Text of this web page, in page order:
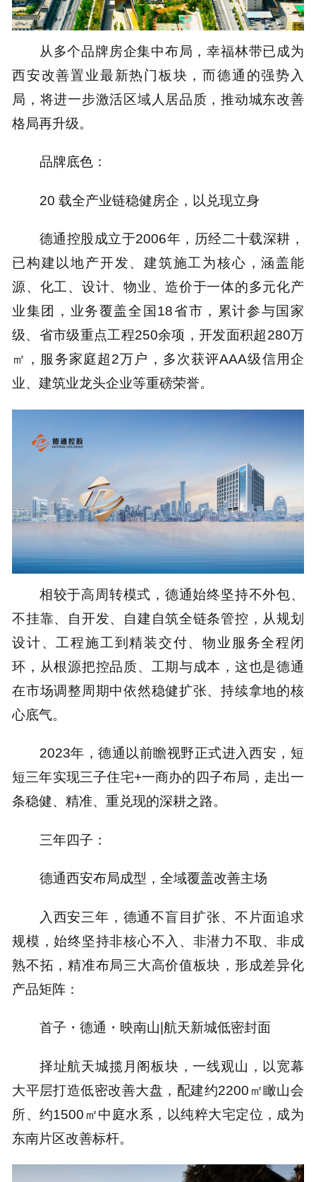
从多个品牌房企集中布局，幸福林带已成为
西安改善置业最新热门板块，而德通的强势入
局，将进一步激活区域人居品质，推动城东改善
格局再升级。
品牌底色：
20 载全产业链稳健房企，以兑现立身
德通控股成立于2006年，历经二十载深耕，
已构建以地产开发、建筑施工为核心，涵盖能
源、化工、设计、物业、造价于一体的多元化产
业集团，业务覆盖全国18省市，累计参与国家
级、省市级重点工程250余项，开发面积超280万
㎡，服务家庭超2万户，多次获评AAA级信用企
业、建筑业龙头企业等重磅荣誉。
相较于高周转模式，德通始终坚持不外包、
不挂靠、自开发、自建自筑全链条管控，从规划
设计、工程施工到精装交付、物业服务全程闭
环，从根源把控品质、工期与成本，这也是德通
在市场调整周期中依然稳健扩张、持续拿地的核
心底气。
2023年，德通以前瞻视野正式进入西安，短
短三年实现三子住宅+一商办的四子布局，走出一
条稳健、精准、重兑现的深耕之路。
三年四子：
德通西安布局成型，全域覆盖改善主场
入西安三年，德通不盲目扩张、不片面追求
规模，始终坚持非核心不入、非潜力不取、非成
熟不拓，精准布局三大高价值板块，形成差异化
产品矩阵：
首子・德通・映南山|航天新城低密封面
择址航天城揽月阁板块，一线观山，以宽幕
大平层打造低密改善大盘，配建约2200㎡瞰山会
所、约1500㎡中庭水系，以纯粹大宅定位，成为
东南片区改善标杆。